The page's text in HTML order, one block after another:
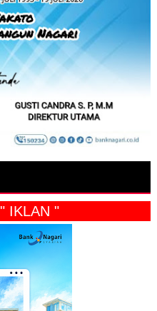
" IKLAN "